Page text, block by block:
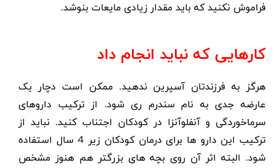
فراموش نکنید که باید مقدار زیادی مایعات بنوشد.
کارهایی که نباید انجام داد
هرگز به فرزندتان آسپرین ندهید. ممکن است دچار یک
عارضه جدی به نام سندرم ری شود. از ترکیب داروهای
سرماخوردگی و آنفلوآنزا در کودکان اجتناب کنید. نباید از
ترکیب این دارو ها برای درمان کودکان زیر 4 سال استفاده
شود. البته اثر آن روی بچه های بزرگتر هم هنوز مشخص